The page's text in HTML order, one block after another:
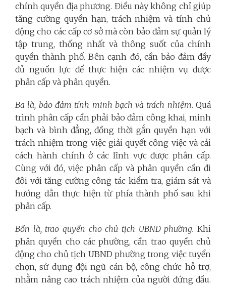
chính quyền địa phương. Điều này không chỉ giúp
tăng cường quyền hạn, trách nhiệm và tính chủ
động cho các cấp cơ sở mà còn bảo đảm sự quản lý
tập trung, thống nhất và thông suốt của chính
quyền thành phố. Bên cạnh đó, cần bảo đảm đầy
đủ nguồn lực để thực hiện các nhiệm vụ được
phân cấp và phân quyền.
Ba là, bảo đảm tính minh bạch và trách nhiệm. Quá
trình phân cấp cần phải bảo đảm công khai, minh
bạch và bình đẳng, đồng thời gắn quyền hạn với
trách nhiệm trong việc giải quyết công việc và cải
cách hành chính ở các lĩnh vực được phân cấp.
Cùng với đó, việc phân cấp và phân quyền cần đi
đôi với tăng cường công tác kiểm tra, giám sát và
hướng dẫn thực hiện từ phía thành phố sau khi
phân cấp.
Bốn là, trao quyền cho chủ tịch UBND phường. Khi
phân quyền cho các phường, cần trao quyền chủ
động cho chủ tịch UBND phường trong việc tuyển
chọn, sử dụng đội ngũ cán bộ, công chức hỗ trợ,
nhằm nâng cao trách nhiệm của người đứng đầu.